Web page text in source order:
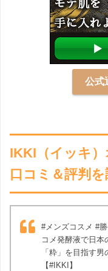
公式
IKKI（イッキ
口コミ＆評判を
#メンズコスメ #
コメ発酵液で日本
「粋」を目指す
【#IKKI】